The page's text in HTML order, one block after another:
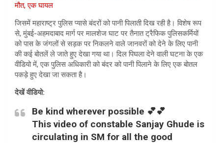
मौत, एक घायल
जिसमें महाराष्ट्र पुलिस प्यासे बंदरों को पानी पिलाती दिख रही है। विशेष रूप
से, मुंबई-अहमदाबाद मार्ग पर मालशेज घाट पर तैनात ट्रैफिक पुलिसकर्मियों
को पास के जंगलों से सड़क पर निकलने वाले जानवरों को देने के लिए पानी
की कई बोतलें ले जाते हुए देखा गया था। दिल पिघला देने वाली घटना के एक
वीडियो में, एक पुलिस अधिकारी को बंदर को पानी पिलाने के लिए एक बोतल
पकड़े हुए देखा जा सकता है।
देखें वीडियो:
Be kind wherever possible 💕💕
This video of constable Sanjay Ghude is
circulating in SM for all the good